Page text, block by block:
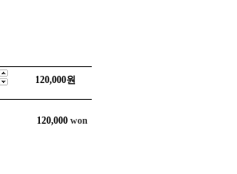
120,000원
120,000 won